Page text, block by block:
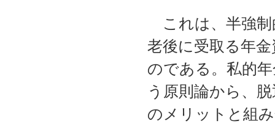
これは、半強制
老後に受取る年
のである。私的
う原則論から、
のメリットと組